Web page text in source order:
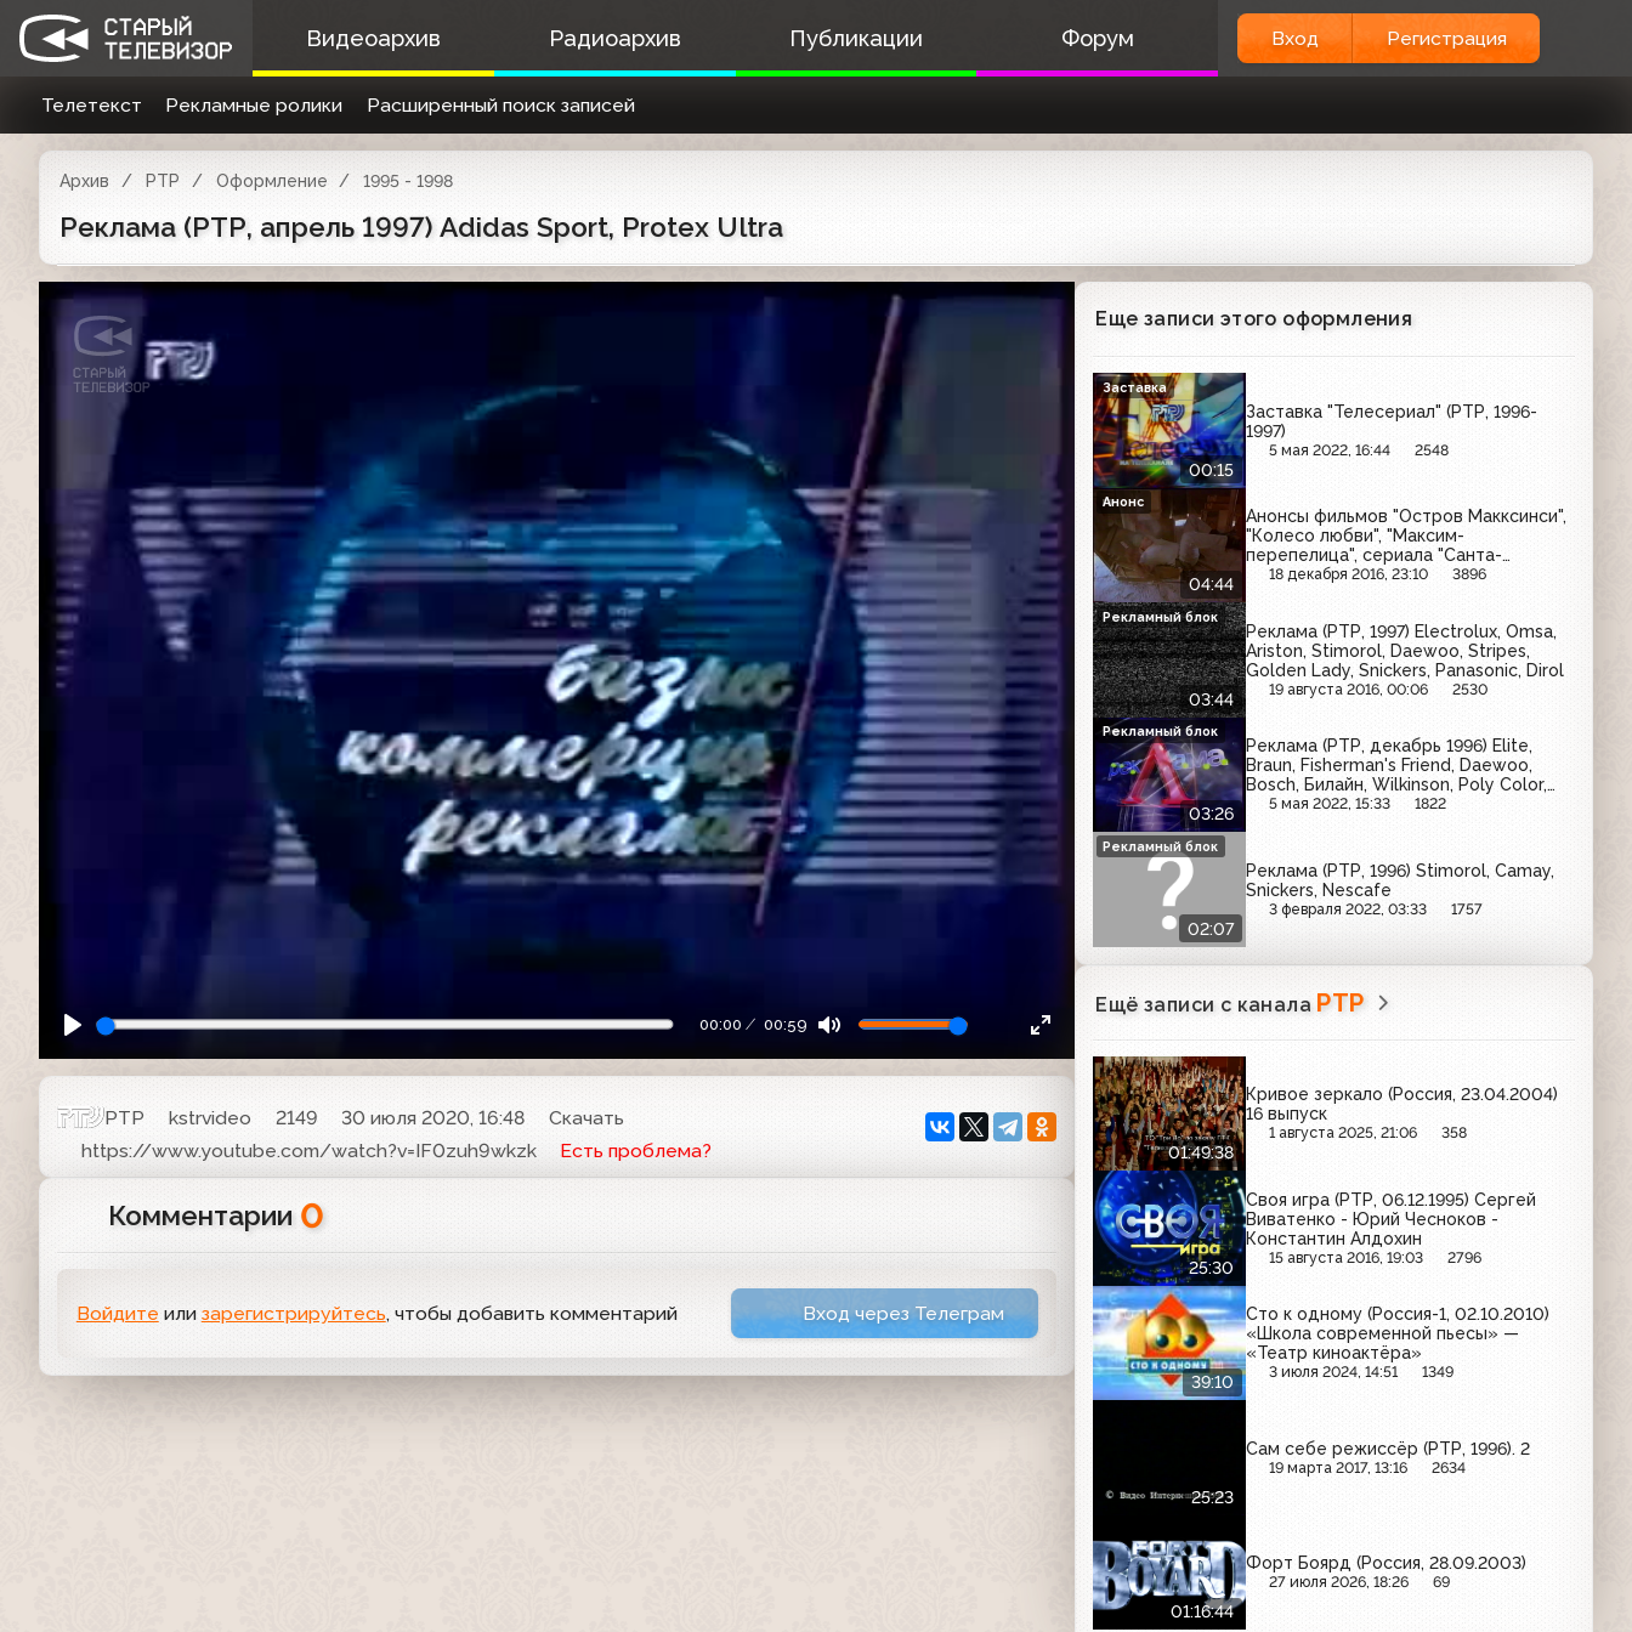
Видеоархив Радиоархив Публикации Форум Вход Регистрация
Телетекст Рекламные ролики Расширенный поиск записей
Архив РТР Оформление 1995 - 1998
Реклама (РТР, апрель 1997) Adidas Sport, Protex Ultra
00:00 00:59
РТР kstrvideo 2149 30 июля 2020, 16:48
Скачать
https://www.youtube.com/watch?v=IF0zuh9wkzk
Есть проблема?
Комментарии 0
Войдите или зарегистрируйтесь, чтобы добавить комментарий Вход через Телеграм
Еще записи этого оформления
00:15
Заставка "Телесериал" (РТР, 1996-
1997)
5 мая 2022, 16:44 2548
Заставка
04:44
Анонсы фильмов "Остров Макксинси",
"Колесо любви", "Максим-
перепелица", сериала "Санта-
Барбара" (РТР, август 1998)
18 декабря 2016, 23:10 3896
Анонс
03:44
Реклама (РТР, 1997) Electrolux, Omsa,
Ariston, Stimorol, Daewoo, Stripes,
Golden Lady, Snickers, Panasonic, Dirol
19 августа 2016, 00:06 2530
Рекламный блок
03:26
Реклама (РТР, декабрь 1996) Elite,
Braun, Fisherman's Friend, Daewoo,
Bosch, Билайн, Wilkinson, Poly Color,
Duracell
5 мая 2022, 15:33 1822
Рекламный блок
02:07
Реклама (РТР, 1996) Stimorol, Camay,
Snickers, Nescafe
3 февраля 2022, 03:33 1757
Рекламный блок
Ещё записи с канала РТР
01:49:38
Кривое зеркало (Россия, 23.04.2004)
16 выпуск
1 августа 2025, 21:06 358
25:30
Своя игра (РТР, 06.12.1995) Сергей
Виватенко - Юрий Чесноков -
Константин Алдохин
15 августа 2016, 19:03 2796
39:10
Сто к одному (Россия-1, 02.10.2010)
«Школа современной пьесы» —
«Театр киноактёра»
3 июля 2024, 14:51 1349
25:23
Сам себе режиссёр (РТР, 1996). 2
19 марта 2017, 13:16 2634
01:16:44
Форт Боярд (Россия, 28.09.2003)
27 июля 2026, 18:26 69